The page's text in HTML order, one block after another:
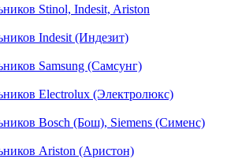
Stinol, Indesit, Ariston
Indesit (Индезит)
Samsung (Самсунг)
Electrolux (Электролюкс)
Bosch (Бош), Siemens (Сименс)
Ariston (Аристон)